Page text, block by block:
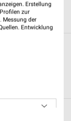
Erstellung
zur
Messung der
Entwicklung